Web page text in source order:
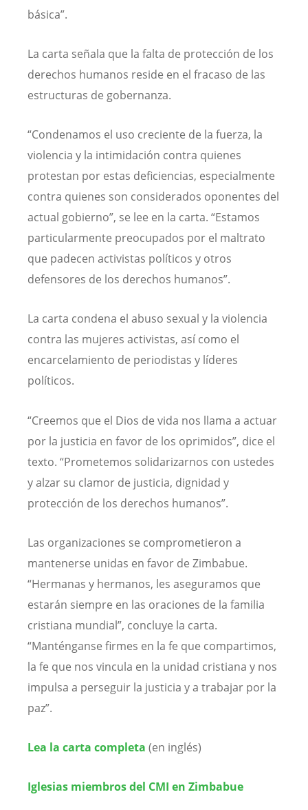
básica”.
La carta señala que la falta de protección de los
derechos humanos reside en el fracaso de las
estructuras de gobernanza.
“Condenamos el uso creciente de la fuerza, la
violencia y la intimidación contra quienes
protestan por estas deficiencias, especialmente
contra quienes son considerados oponentes del
actual gobierno”, se lee en la carta. “Estamos
particularmente preocupados por el maltrato
que padecen activistas políticos y otros
defensores de los derechos humanos”.
La carta condena el abuso sexual y la violencia
contra las mujeres activistas, así como el
encarcelamiento de periodistas y líderes
políticos.
“Creemos que el Dios de vida nos llama a actuar
por la justicia en favor de los oprimidos”, dice el
texto. “Prometemos solidarizarnos con ustedes
y alzar su clamor de justicia, dignidad y
protección de los derechos humanos”.
Las organizaciones se comprometieron a
mantenerse unidas en favor de Zimbabue.
“Hermanas y hermanos, les aseguramos que
estarán siempre en las oraciones de la familia
cristiana mundial”, concluye la carta.
“Manténganse firmes en la fe que compartimos,
la fe que nos vincula en la unidad cristiana y nos
impulsa a perseguir la justicia y a trabajar por la
paz”.
Lea la carta completa (en inglés)
Iglesias miembros del CMI en Zimbabue